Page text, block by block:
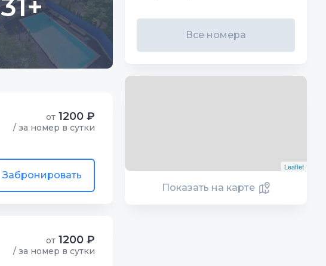
от 1200 ₽
/ за номер в сутки
Забронировать
от 1200 ₽
/ за номер в сутки
Все номера
Leaflet
Показать на карте